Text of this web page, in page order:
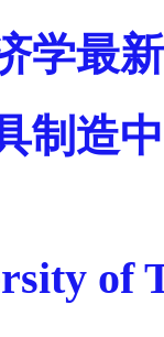
学最
制造
of